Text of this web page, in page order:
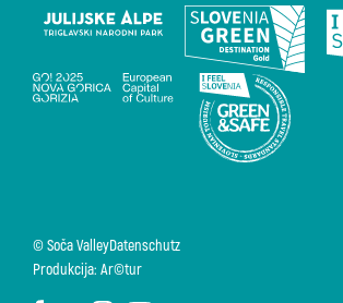
© Soča ValleyDatenschutz
Produkcija: Ar©tur